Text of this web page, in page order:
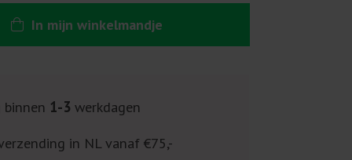
In mijn winkelmandje
binnen 1-3werkdagen
in NL vanaf €75,-